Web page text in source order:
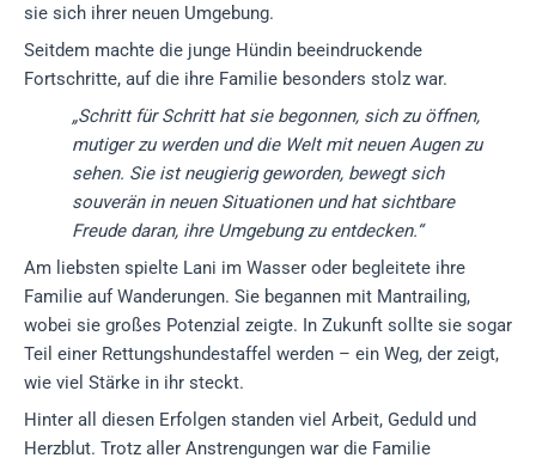
sie sich ihrer neuen Umgebung.
Seitdem machte die junge Hündin beeindruckende
Fortschritte, auf die ihre Familie besonders stolz war.
„Schritt für Schritt hat sie begonnen, sich zu öffnen,
mutiger zu werden und die Welt mit neuen Augen zu
sehen. Sie ist neugierig geworden, bewegt sich
souverän in neuen Situationen und hat sichtbare
Freude daran, ihre Umgebung zu entdecken.“
Am liebsten spielte Lani im Wasser oder begleitete ihre
Familie auf Wanderungen. Sie begannen mit Mantrailing,
wobei sie großes Potenzial zeigte. In Zukunft sollte sie sogar
Teil einer Rettungshundestaffel werden – ein Weg, der zeigt,
wie viel Stärke in ihr steckt.
Hinter all diesen Erfolgen standen viel Arbeit, Geduld und
Herzblut. Trotz aller Anstrengungen war die Familie